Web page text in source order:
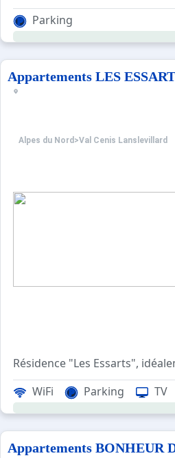
En hiver, la résidence est à
Parking
Appartements LES
Alpes du Nord >Val Cenis Lanslevillard
Résidence "Les Essarts",
Commerces et activités à
WiFi Parking TV
Appartements BONHEUR